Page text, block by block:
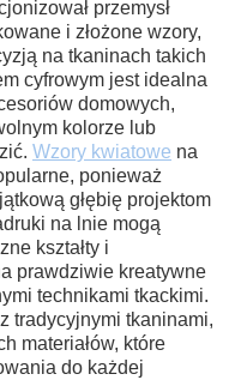
przemysł
i złożone wzory,
na tkaninach takich
cyfrowym jest idealna
domowych,
kolorze lub
Wzory kwiatowe na
ponieważ
głębię projektom
na lnie mogą
kształty i
prawdziwie kreatywne
technikami tkackimi.
tradycyjnymi tkaninami,
materiałów, które
do każdej